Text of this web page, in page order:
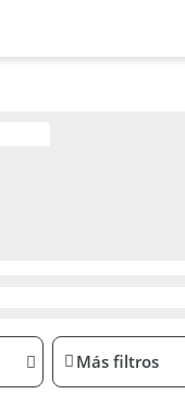
Más filtros